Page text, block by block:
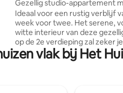
Gezellig studio-appartement
Ideaal voor een rustig verblijf
week voor twee. Het serene,
witte interieur van deze
op de 2e verdieping zal zeker
veroveren en je een
in Pondicherry bieden.
vlak bij Het